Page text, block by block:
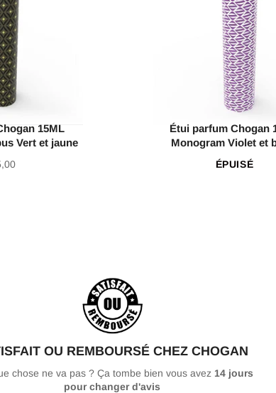
15ML
Vert et jaune
Étui parfum Chogan
Monogram Violet et
ÉPUISÉ
OU REMBOURSÉ CHEZ CHOGAN
chose ne va pas ? Ça tombe bien vous avez 14 jours
pour changer d'avis